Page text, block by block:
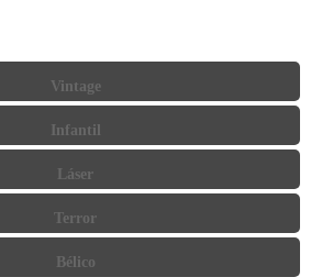
Vintage
Infantil
Láser
Terror
Bélico